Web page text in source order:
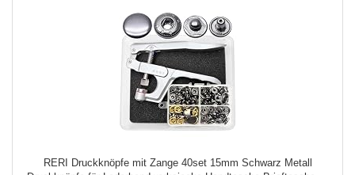
RERI Druckknöpfe mit Zange 40set 15mm Schwarz Metall